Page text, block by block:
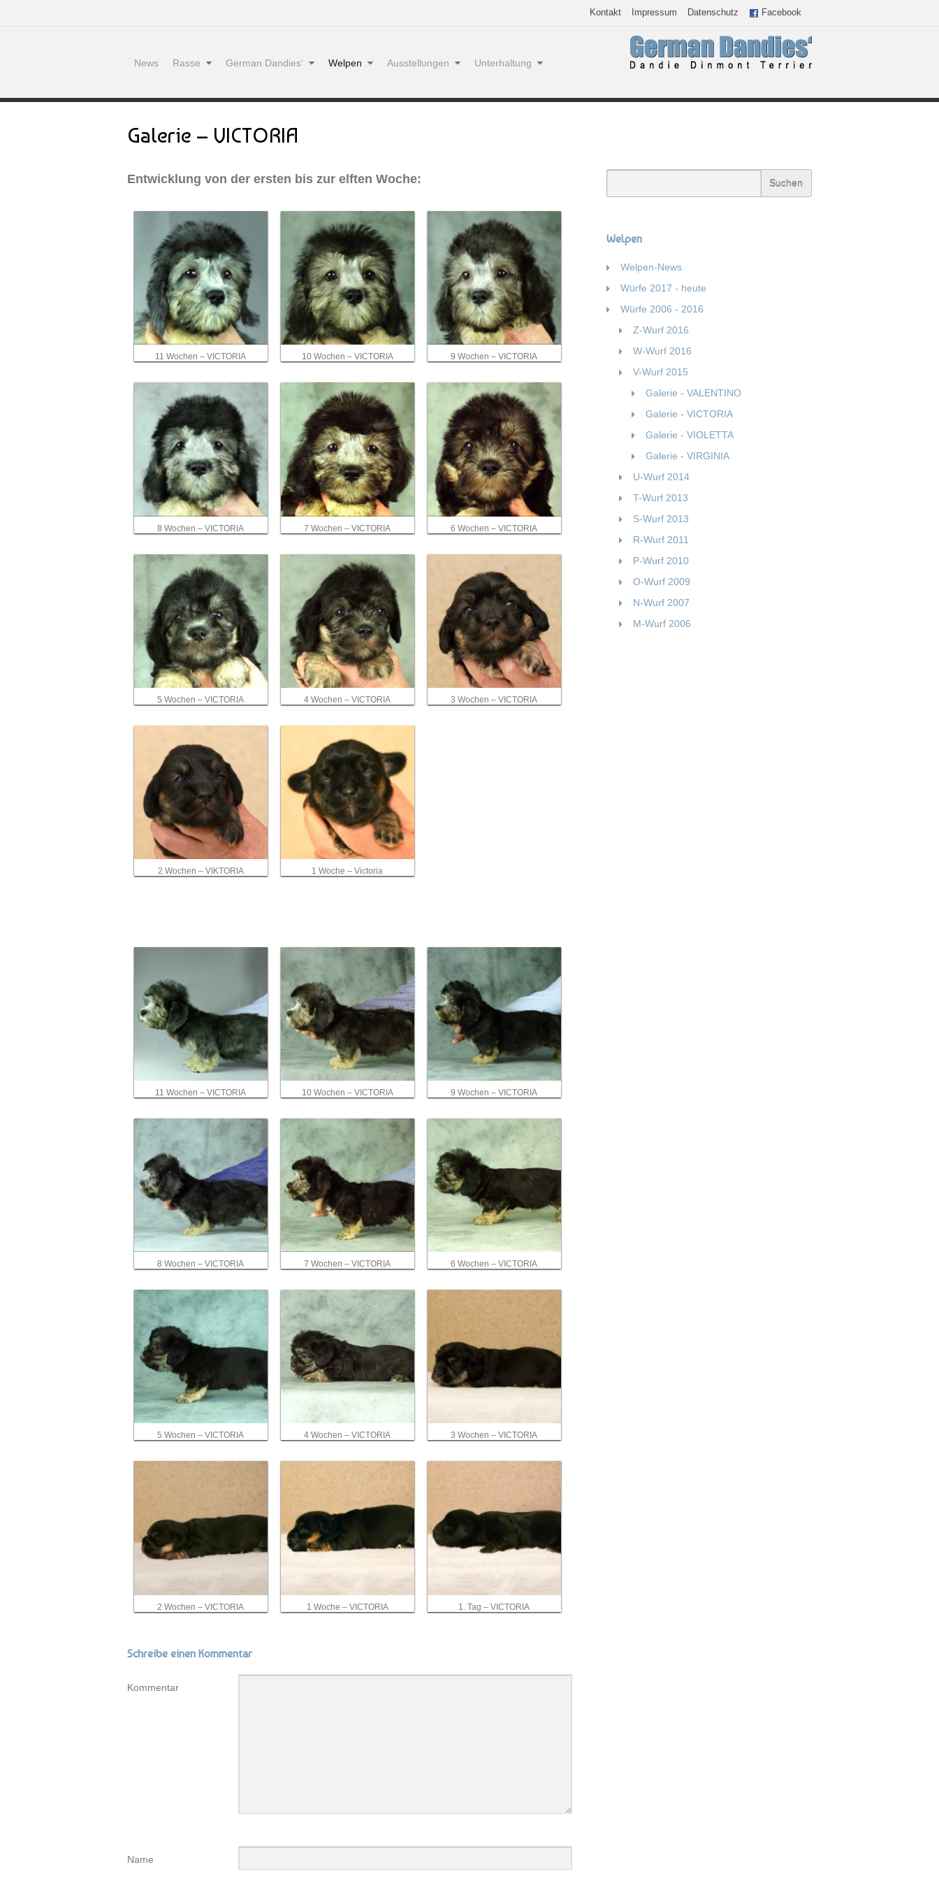
Kontakt Impressum Datenschutz Facebook
News Rasse German Dandies‘ Welpen Ausstellungen Unterhaltung
Galerie – VICTORIA
Entwicklung von der ersten bis zur elften Woche:
11 Wochen – VICTORIA 10 Wochen – VICTORIA 9 Wochen – VICTORIA
8 Wochen – VICTORIA 7 Wochen – VICTORIA 6 Wochen – VICTORIA
5 Wochen – VICTORIA 4 Wochen – VICTORIA 3 Wochen – VICTORIA
2 Wochen – VIKTORIA 1 Woche – Victoria
11 Wochen – VICTORIA 10 Wochen – VICTORIA 9 Wochen – VICTORIA
8 Wochen – VICTORIA 7 Wochen – VICTORIA 6 Wochen – VICTORIA
5 Wochen – VICTORIA 4 Wochen – VICTORIA 3 Wochen – VICTORIA
2 Wochen – VICTORIA 1 Woche – VICTORIA 1. Tag – VICTORIA
Schreibe einen Kommentar
Kommentar
Name
Welpen
Welpen-News
Würfe 2017 - heute
Würfe 2006 - 2016
Z-Wurf 2016
W-Wurf 2016
V-Wurf 2015
Galerie - VALENTINO
Galerie - VICTORIA
Galerie - VIOLETTA
Galerie - VIRGINIA
U-Wurf 2014
T-Wurf 2013
S-Wurf 2013
R-Wurf 2011
P-Wurf 2010
O-Wurf 2009
N-Wurf 2007
M-Wurf 2006